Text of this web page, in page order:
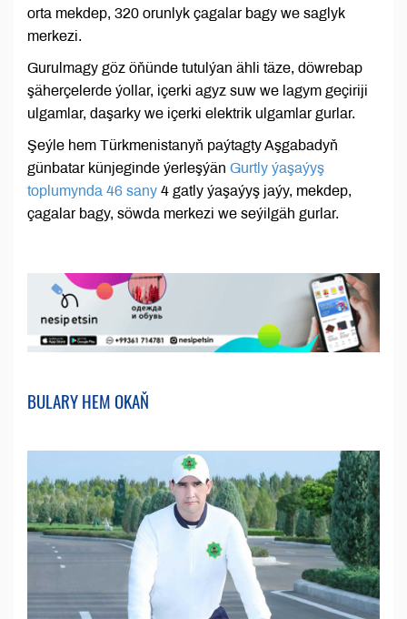
orta mekdep, 320 orunlyk çagalar bagy we saglyk
merkezi.
Gurulmagy göz öňünde tutulýan ähli täze, döwrebap
şäherçelerde ýollar, içerki agyz suw we lagym geçiriji
ulgamlar, daşarky we içerki elektrik ulgamlar gurlar.
Şeýle hem Türkmenistanyň paýtagty Aşgabadyň
günbatar künjeginde ýerleşýän Gurtly ýaşaýyş
toplumynda 46 sany 4 gatly ýaşaýyş jaýy, mekdep,
çagalar bagy, söwda merkezi we seýilgäh gurlar.
BULARY HEM OKAŇ